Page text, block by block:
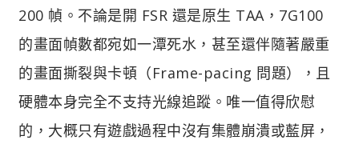
200 幀。不論是開 FSR 還是原生 TAA，7G100
的畫面幀數都宛如一潭死水，甚至還伴隨著嚴重
的畫面撕裂與卡頓（Frame-pacing 問題），且
硬體本身完全不支持光線追蹤。唯一值得欣慰
的，大概只有遊戲過程中沒有集體崩潰或藍屏，